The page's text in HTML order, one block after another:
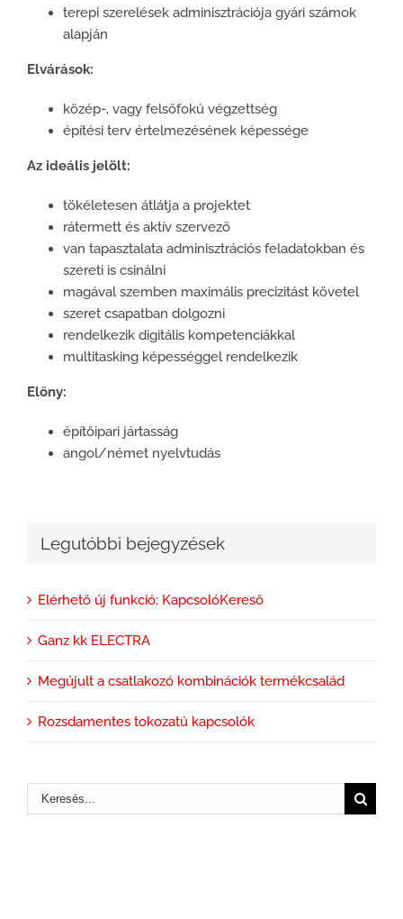
terepi szerelések adminisztrációja gyári számok
alapján
Elvárások:
közép-, vagy felsőfokú végzettség
építési terv értelmezésének képessége
Az ideális jelölt:
tökéletesen átlátja a projektet
rátermett és aktív szervező
van tapasztalata adminisztrációs feladatokban és
szereti is csinálni
magával szemben maximális precizitást követel
szeret csapatban dolgozni
rendelkezik digitális kompetenciákkal
multitasking képességgel rendelkezik
Előny:
építőipari jártasság
angol/német nyelvtudás
Legutóbbi bejegyzések
Elérhető új funkció: KapcsolóKereső
Ganz kk ELECTRA
Megújult a csatlakozó kombinációk termékcsalád
Rozsdamentes tokozatú kapcsolók